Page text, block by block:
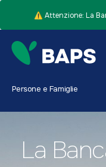
⚠️ Attenzione: La
Persone e Famiglie
La